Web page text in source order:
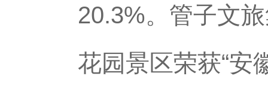
20.3%。管子文
花园景区荣获“安